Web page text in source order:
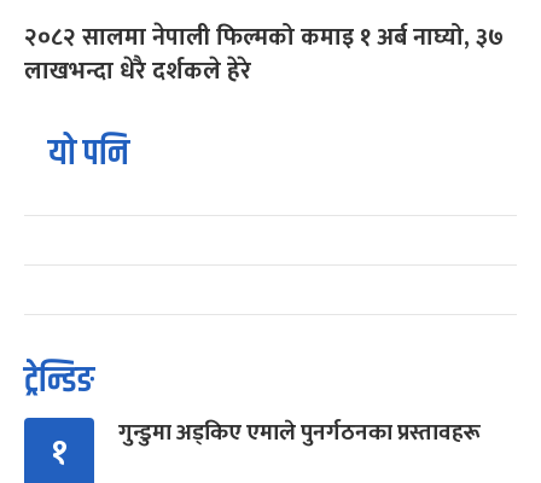
२०८२ सालमा नेपाली फिल्मको कमाइ १ अर्ब नाघ्यो, ३७
लाखभन्दा धेरै दर्शकले हेरे
यो पनि
ट्रेन्डिङ
१ गुन्डुमा अड्किए एमाले पुनर्गठनका प्रस्तावहरू